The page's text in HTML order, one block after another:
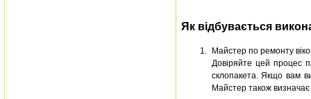
Як відбувається
Майстер по ремонту
Довіряйте цей процес
склопакета. Якщо вам
Майстер також